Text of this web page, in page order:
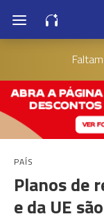
Faltam
PAÍS
Planos de
e da UE